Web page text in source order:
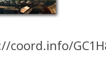
coord.info/